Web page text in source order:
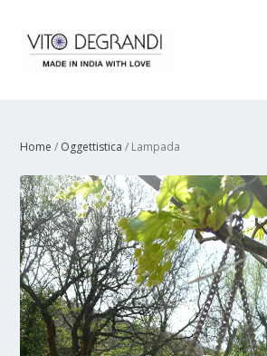
Home / Oggettistica / Lampada